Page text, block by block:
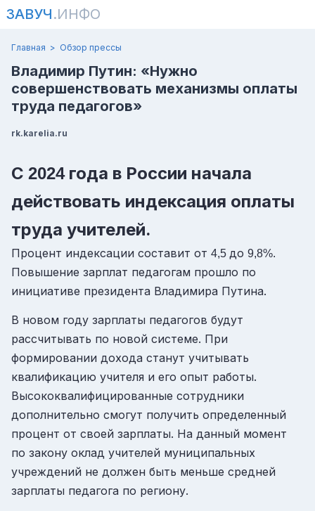
ЗАВУЧ.ИНФО
Главная Обзор прессы
Владимир Путин: «Нужно
совершенствовать механизмы оплаты
труда педагогов»
rk.karelia.ru
С 2024года в России начала
действовать индексация оплаты
труда учителей.
Процент индексации составит от 4,5 до 9,8%.
Повышение зарплат педагогам прошло по
инициативе президента Владимира Путина.
В новом году зарплаты педагогов будут
рассчитывать по новой системе. При
формировании дохода станут учитывать
квалификацию учителя и его опыт работы.
Высококвалифицированные сотрудники
дополнительно смогут получить определенный
процент от своей зарплаты. На данный момент
по закону оклад учителей муниципальных
учреждений не должен быть меньше средней
зарплаты педагога по региону.